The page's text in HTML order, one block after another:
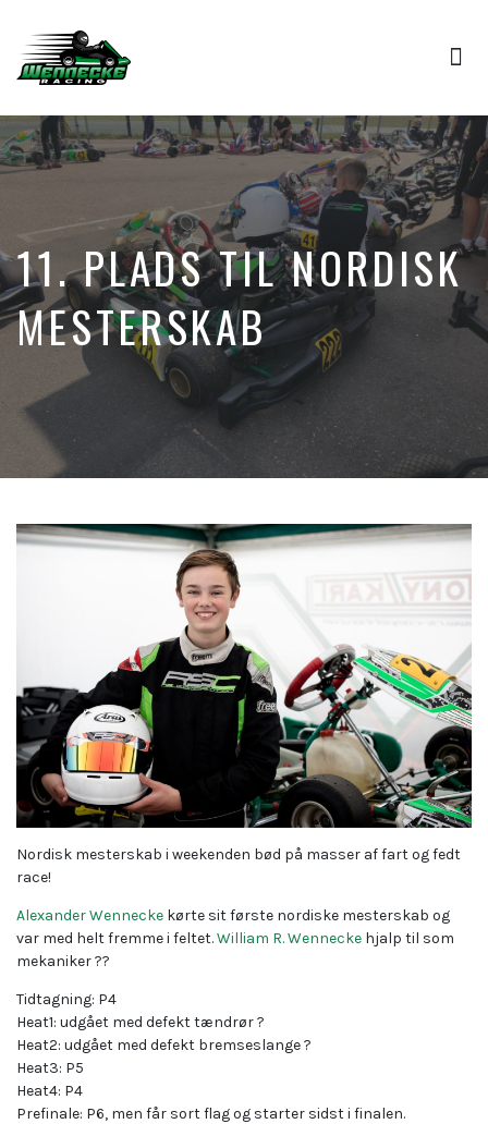
11. PLADS TIL NORDISK
MESTERSKAB
Nordisk mesterskab i weekenden bød på masser af fart og fedt
race!
Alexander Wennecke kørte sit første nordiske mesterskab og
var med helt fremme i feltet.William R. Wennecke hjalp til som
mekaniker??
Tidtagning: P4
Heat1: udgået med defekt tændrør?
Heat2: udgået med defekt bremseslange?
Heat3: P5
Heat4: P4
Prefinale: P6, men får sort flag og starter sidst i finalen.